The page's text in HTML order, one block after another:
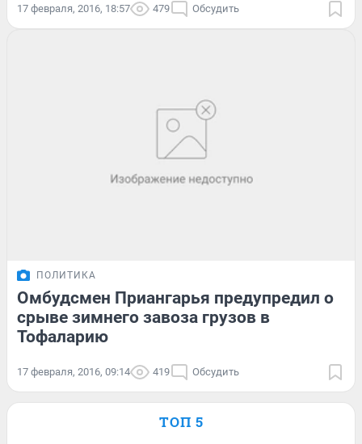
17 февраля, 2016, 18:57 479 Обсудить
ПОЛИТИКА
Омбудсмен Приангарья предупредил о
срыве зимнего завоза грузов в
Тофаларию
17 февраля, 2016, 09:14 419 Обсудить
ТОП 5